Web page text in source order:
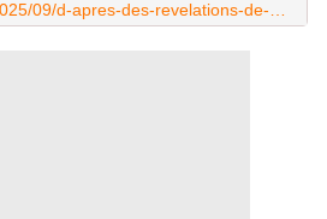
https://www.brujitafr.fr/2025/09/d-apres-des-revelations-de-mediapart-le-nouveau-premier-ministre-sebastien-lecornu-a-reconnu-ne-pas-etre-diplome-d-un-master-de-droit-public-ce-qu-il-indiquait-pourtant-depuis-2016.html